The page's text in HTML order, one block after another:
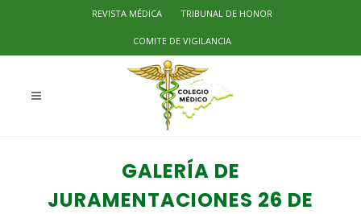
REVISTA MÉDICA TRIBUNAL DE HONOR
COMITE DE VIGILANCIA
GALERÍA DE
JURAMENTACIONES 26 DE